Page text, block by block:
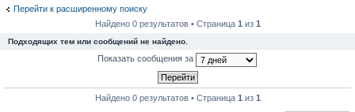
Перейти к расширенному поиску
Найдено 0 результатов • Страница 1 из 1
Подходящих тем или сообщений не найдено.
Показать сообщения за
Найдено 0 результатов • Страница 1 из 1